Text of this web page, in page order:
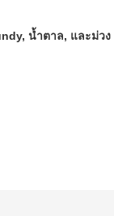
น้ำตาล, และม่วง